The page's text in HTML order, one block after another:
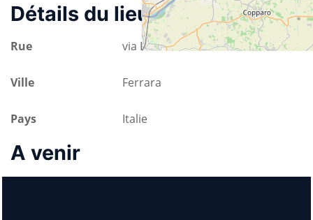
Détails du lieu
Rue via Ravenna 52
Ville Ferrara
Pays Italie
A venir